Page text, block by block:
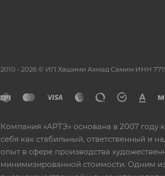
2010 - 2026 © ИП Хашими Ахмад Самим ИНН
Компания «АРТЭ» основана в 2007 году
себя как стабильный, ответственный
опыт в сфере производства
минимизированной стоимости. Одним